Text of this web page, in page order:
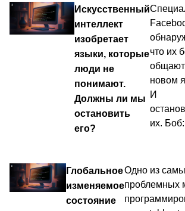
Искусственный
интеллект
изобретает
языки, которые
люди не
понимают.
Должны ли мы
остановить
его?
что их
новом
И
их. Боб:
Глобальное
изменяемое
состояние
Одно из
проблемных